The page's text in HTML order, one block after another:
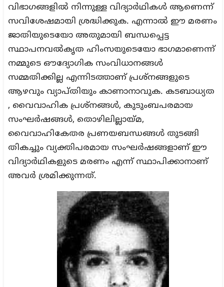
വിഭാഗങ്ങളിൽ നിന്നുള്ള വിദ്യാർഥികൾ ആണെന്ന്
സവിശേഷമായി ശ്രദ്ധിക്കുക. എന്നാൽ ഈ മരണം
ജാതിയുടെയോ അതുമായി ബന്ധപ്പെട്ട
സ്ഥാപനവൽകൃത ഹിംസയുടെയോ ഭാഗമാണെന്ന്
നമ്മുടെ ഔദ്യോഗിക സംവിധാനങ്ങൾ
സമ്മതിക്കില്ല എന്നിടത്താണ് പ്രശ്നങ്ങളുടെ
ആഴവും വ്യാപ്തിയും കാണാനാവുക. കടബാധ്യത
, വൈവാഹിക പ്രശ്നങ്ങൾ, കുടുംബപരമായ
സംഘർഷങ്ങൾ, തൊഴിലില്ലായ്മ,
വൈവാഹികേതര പ്രണയബന്ധങ്ങൾ തുടങ്ങി
തികച്ചും വ്യക്തിപരമായ സംഘർഷങ്ങളാണ് ഈ
വിദ്യാർഥികളുടെ മരണം എന്ന് സ്ഥാപിക്കാനാണ്
അവർ ശ്രമിക്കുന്നത്.